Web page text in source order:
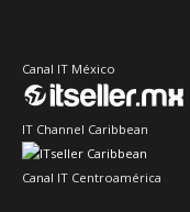
Canal IT México
IT Channel Caribbean
Canal IT Centroamérica